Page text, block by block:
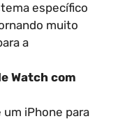
específico
muito
a
Watch com
um iPhone para